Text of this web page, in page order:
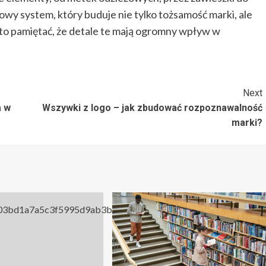
system, który buduje nie tylko tożsamość marki, ale
że detale te mają ogromny wpływ w
w
Next
Wszywki z logo – jak zbudować rozpoznawalność
marki?